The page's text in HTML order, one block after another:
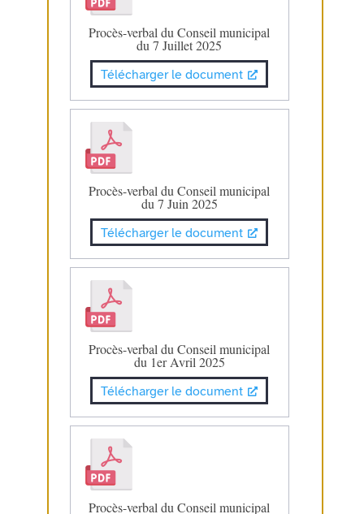
Procès-verbal du Conseil municipal
du 7 Juillet 2025
Télécharger le document
Procès-verbal du Conseil municipal
du 7 Juin 2025
Télécharger le document
Procès-verbal du Conseil municipal
du 1er Avril 2025
Télécharger le document
Procès-verbal du Conseil municipal